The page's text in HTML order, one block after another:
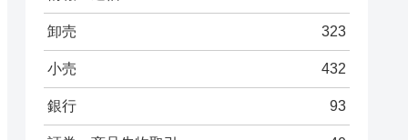
卸売 323
小売 432
銀行 93